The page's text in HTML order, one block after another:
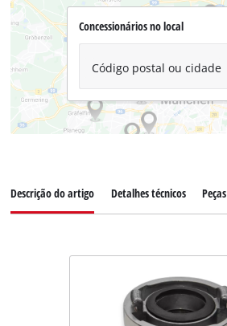
Concessionários no local
Código postal ou cidade
Descrição do artigo Detalhes técnicos Peças